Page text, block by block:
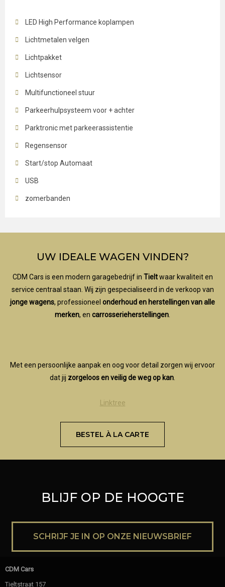
LED High Performance koplampen
Lichtmetalen velgen
Lichtpakket
Lichtsensor
Multifunctioneel stuur
Parkeerhulpsysteem voor + achter
Parktronic met parkeerassistentie
Regensensor
Start/stop Automaat
USB
zomerbanden
UW IDEALE WAGEN VINDEN?
CDM Cars is een modern garagebedrijf in Tieltwaar kwaliteit en
service centraal staan. Wij zijn gespecialiseerd in de verkoop van
jonge wagens, professioneel onderhoud en herstellingen van alle
merken, en carrosserieherstellingen.
Met een persoonlijke aanpak en oog voor detail zorgen wij ervoor
dat jij zorgeloos en veilig de weg op kan.
Linktree
BESTEL À LA CARTE
BLIJF OP DE HOOGTE
SCHRIJF JE IN OP ONZE NIEUWSBRIEF
CDM Cars
Tieltstraat 157